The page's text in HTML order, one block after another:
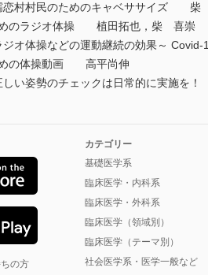
村村民のためのキャベササイズ 柴
めのラジオ体操 植田拓也，柴 喜崇
オ体操などの運動継続の効果～
めの体操動画 高平尚伸
い姿勢のチェックは日常的に実施を
の方
カテゴリー
基礎医学系
臨床医学・内科系
臨床医学・外科系
臨床医学（領域別）
臨床医学（テーマ別）
社会医学系・医学一般など